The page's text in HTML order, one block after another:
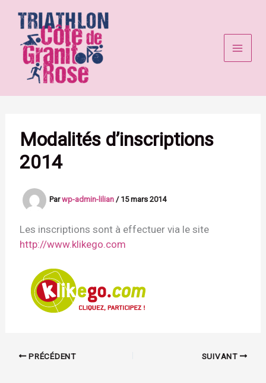
contenu
Modalités d’inscriptions
2014
Parwp-admin-lilian/ 15 mars 2014
Les inscriptions sont à effectuer via le site
http://www.klikego.com
PRÉCÉDENT SUIVANT